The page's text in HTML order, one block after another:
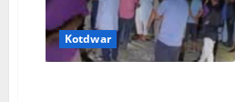
कोटद्वार
के
पाखरो
रेंज
में
Kotdwar